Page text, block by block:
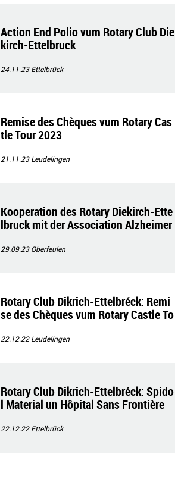
Action End Polio vum Rotary Club Die
kirch-Ettelbruck
24.11.23Ettelbrück
Remise des Chèques vum Rotary Cas
tle Tour 2023
21.11.23Leudelingen
Kooperation des Rotary Diekirch-Ette
lbruck mit der Association Alzheimer
29.09.23Oberfeulen
Rotary Club Dikrich-Ettelbréck: Remi
se des Chèques vum Rotary Castle To
22.12.22Leudelingen
Rotary Club Dikrich-Ettelbréck: Spido
l Material un Hôpital Sans Frontière
22.12.22Ettelbrück